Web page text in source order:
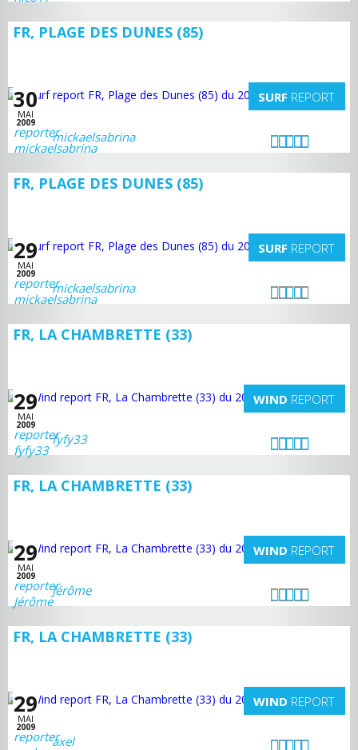
FR, PLAGE DES DUNES (85)
30
MAI
2009
SURF REPORT
mickaelsabrina
FR, PLAGE DES DUNES (85)
29
MAI
2009
SURF REPORT
mickaelsabrina
FR, LA CHAMBRETTE (33)
29
MAI
2009
WIND REPORT
fyfy33
FR, LA CHAMBRETTE (33)
29
MAI
2009
WIND REPORT
Jérôme
FR, LA CHAMBRETTE (33)
29
MAI
2009
WIND REPORT
axel